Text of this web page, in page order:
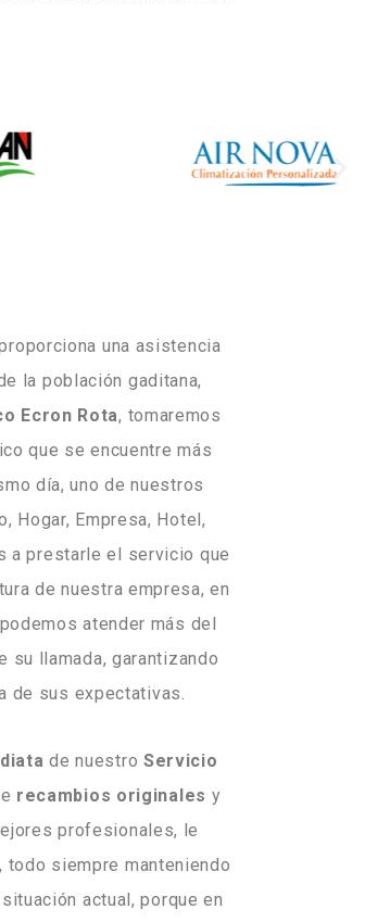
una asistencia
la población gaditana,
Ecron Rota, tomaremos
que se encuentre más
día, uno de nuestros
Hogar, Empresa, Hotel,
a prestarle el servicio que
de nuestra empresa, en
podemos atender más del
su llamada, garantizando
de sus expectativas.
de nuestro Servicio
recambios originales y
profesionales, le
siempre manteniendo
actual, porque en